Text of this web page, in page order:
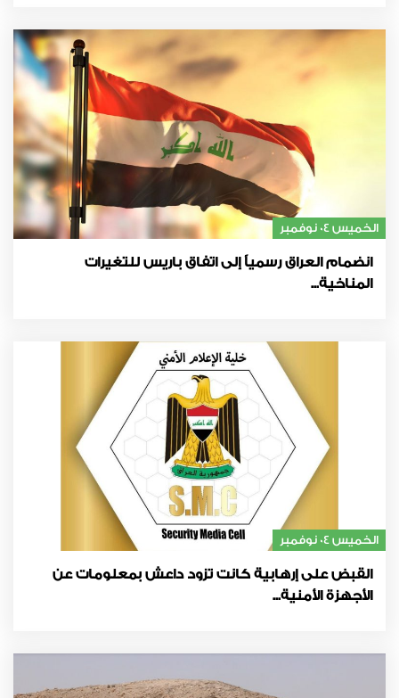
الخميس 04 نوفمبر
انضمام العراق رسمياً إلى اتفاق باريس للتغيرات
المناخية...
الخميس 04 نوفمبر
القبض على إرهابية كانت تزود داعش بمعلومات عن
الأجهزة الأمنية...